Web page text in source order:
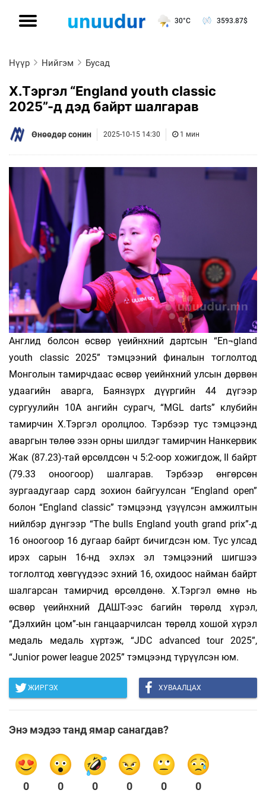
30°C 3593.87$
Нүүр Нийгэм Бусад
Х.Тэргэл “England youth classic
2025”-д дэд байрт шалгарав
Өнөөдөр сонин 2025-10-15 14:30 1 мин
Англид болсон өсвөр үеийнхний дартсын “En¬gland
youth classic 2025” тэмцээний финалын тоглолтод
Монголын тамирчдаас өсвөр үеийнхний улсын дөрвөн
удаагийн аварга, Баянзүрх дүүргийн 44 дүгээр
сургуулийн 10А ангийн сурагч, “MGL darts” клубийн
тамирчин Х.Тэргэл оролцлоо. Тэрбээр тус тэмцээнд
аваргын төлөө эзэн орны шилдэг тамирчин Нанкервик
Жак (87.23)-тай өрсөлдсөн ч 5:2-оор хожигдож, II байрт
(79.33 оноогоор) шалгарав. Тэрбээр өнгөрсөн
зургаадугаар сард зохион байгуулсан “England open”
болон “England classic” тэмцээнд үзүүлсэн амжилтын
нийлбэр дүнгээр “The bulls England youth grand prix”-д
16 оноогоор 16 дугаар байрт бичигдсэн юм. Тус улсад
ирэх сарын 16-нд эхлэх эл тэмцээний шигшээ
тоглолтод хөвгүүдээс эхний 16, охидоос найман байрт
шалгарсан тамирчид өрсөлдөнө. Х.Тэргэл өмнө нь
өсвөр үеийнхний ДАШТ-ээс багийн төрөлд хүрэл,
“Дэлхийн цом”-ын ганцаарчилсан төрөлд хошой хүрэл
медаль медаль хүртэж, “JDC advanced tour 2025”,
“Junior power league 2025” тэмцээнд түрүүлсэн юм.
ЖИРГЭХ ХУВААЛЦАХ
Энэ мэдээ танд ямар санагдав?
0 0 0 0 0 0